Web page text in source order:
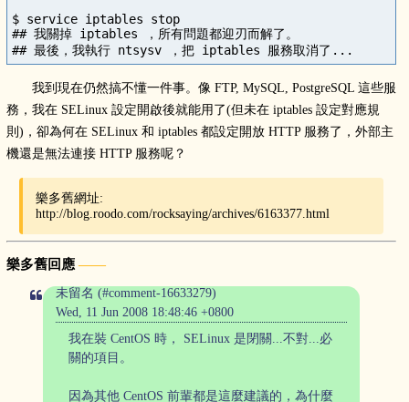
$ service iptables stop
## 我關掉 iptables ，所有問題都迎刃而解了。
我到現在仍然搞不懂一件事。像 FTP, MySQL, PostgreSQL 這些服
務，我在 SELinux 設定開啟後就能用了(但未在 iptables 設定對應規
則)，卻為何在 SELinux 和 iptables 都設定開放 HTTP 服務了，外部主
機還是無法連接 HTTP 服務呢？
樂多舊網址:
http://blog.roodo.com/rocksaying/archives/6163377.html
樂多舊回應
未留名 (#comment-16633279)
Wed, 11 Jun 2008 18:48:46 +0800
我在裝 CentOS 時， SELinux 是閉關...不對...必
關的項目。
因為其他 CentOS 前輩都是這麼建議的，為什麼